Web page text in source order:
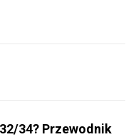
34? Przewodnik